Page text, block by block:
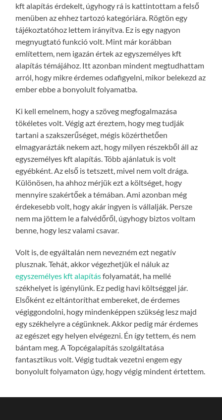
kft alapítás érdekelt, úgyhogy rá is kattintottam a felső
menüben az ehhez tartozó kategóriára. Rögtön egy
tájékoztatóhoz lettem irányítva. Ez is egy nagyon
megnyugtató funkció volt. Mint már korábban
említettem, nem igazán értek az egyszemélyes kft
alapítás témájához. Itt azonban mindent megtudhattam
arról, hogy mikre érdemes odafigyelni, mikor belekezd az
ember ebbe a bonyolult folyamatba.
Ki kell emelnem, hogy a szöveg megfogalmazása
tökéletes volt. Végig azt éreztem, hogy meg tudják
tartani a szakszerűséget, mégis közérthetően
elmagyarázták nekem azt, hogy milyen részekből áll az
egyszemélyes kft alapítás. Több ajánlatuk is volt
egyébként. Az első is tetszett, mivel nem volt drága.
Különösen, ha ahhoz mérjük ezt a költséget, hogy
mennyire szakértőek a témában. Ami azonban még
érdekesebb volt, hogy akár ingyen is vállalják. Persze
nem ma jöttem le a falvédőről, úgyhogy biztos voltam
benne, hogy lesz valami csavar.
Volt is, de egyáltalán nem nevezném ezt negatív
plusznak. Tehát, akkor végezhetjük el náluk az
egyszemélyes kft alapításfolyamatát, ha mellé
székhelyet is igénylünk. Ez pedig havi költséggel jár.
Elsőként ez eltántoríthat embereket, de érdemes
végiggondolni, hogy mindenképpen szükség lesz majd
egy székhelyre a cégünknek. Akkor pedig már érdemes
az egészet egy helyen elvégezni. Én így tettem, és nem
bántam meg. A Topcégalapítás szolgáltatása
fantasztikus volt. Végig tudtak vezetni engem egy
bonyolult folyamaton úgy, hogy végig mindent értettem.